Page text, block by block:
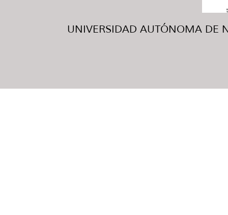
UNIVERSIDAD AUTÓNOMA DE